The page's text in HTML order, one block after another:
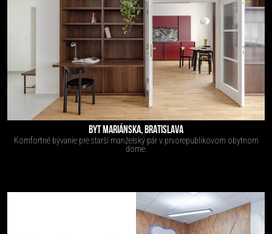
BYT MARIÁNSKA, BRATISLAVA
Komfortné bývanie pre starší manželský pár v prvorepublikovom obytnom
dome.